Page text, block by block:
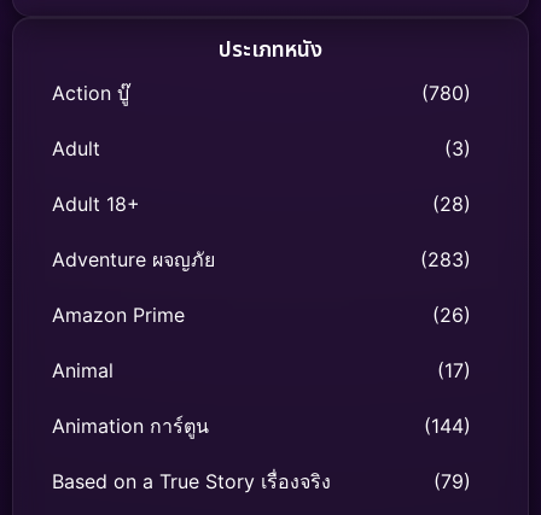
ประเภทหนัง
Action บู๊ (780)
Adult (3)
Adult 18+ (28)
Adventure ผจญภัย (283)
Amazon Prime (26)
Animal (17)
Animation การ์ตูน (144)
Based on a True Story เรื่องจริง (79)